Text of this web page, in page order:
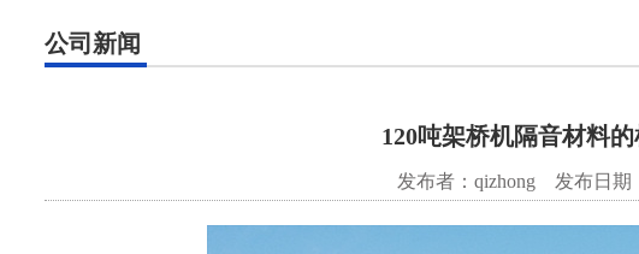
公司新闻
120吨架桥机隔音材料
发布者：qizhong 发布日期